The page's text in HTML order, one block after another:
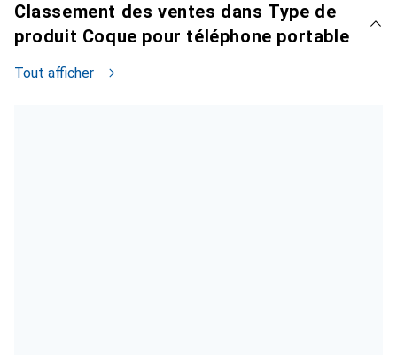
Classement des ventes dans Type de
produit Coque pour téléphone portable
Tout afficher